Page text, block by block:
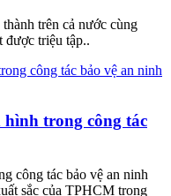
trên cả nước cùng
được triệu tập..
trong công tác
công tác bảo vệ an ninh
sắc của TPHCM trong